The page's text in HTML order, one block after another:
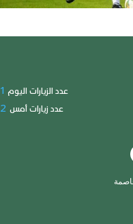
عدد الزيارات اليوم 1
عدد زيارات أمس 2